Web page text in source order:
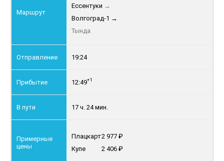
Ессентуки →
Волгоград-1 →
Тында
19:24
12:49+1
17 ч. 24 мин.
Плацкарт2 977
Купе
2 406